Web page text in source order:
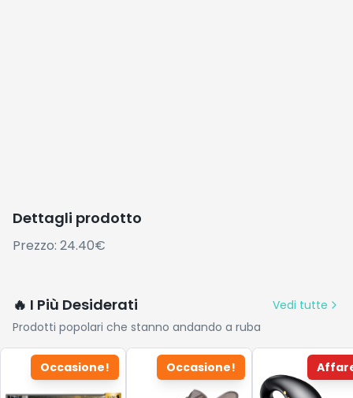
Dettagli prodotto
Prezzo: 24.40€
🔥 I Più Desiderati
Vedi tutte
Prodotti popolari che stanno andando a ruba
Occasione! Occasione!